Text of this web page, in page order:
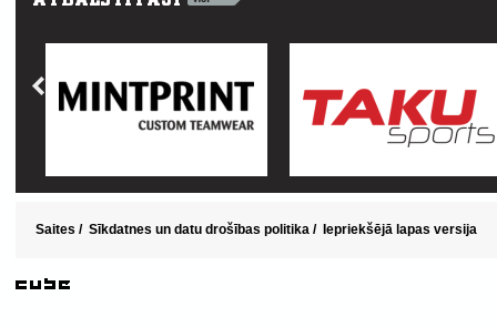
Saites / Sīkdatnes un datu drošības politika / Iepriekšējā lapas versija